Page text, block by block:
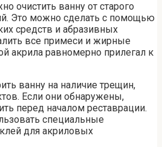
очистить ванну от старого
Это можно сделать с помощью
средств и абразивных
все примеси и жирные
акрила равномерно прилегал к
ванну на наличие трещин,
Если они обнаружены,
перед началом реставрации.
специальные
для акриловых